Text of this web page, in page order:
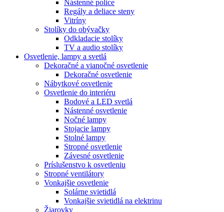
Nástenné police
Regály a deliace steny
Vitríny
Stolíky do obývačky
Odkladacie stolíky
TV a audio stolíky
Osvetlenie, lampy a svetlá
Dekoračné a vianočné osvetlenie
Dekoračné osvetlenie
Nábytkové osvetlenie
Osvetlenie do interiéru
Bodové a LED svetlá
Nástenné osvetlenie
Nočné lampy
Stojacie lampy
Stolné lampy
Stropné osvetlenie
Závesné osvetlenie
Príslušenstvo k osvetleniu
Stropné ventilátory
Vonkajšie osvetlenie
Solárne svietidlá
Vonkajšie svietidlá na elektrinu
Žiarovky